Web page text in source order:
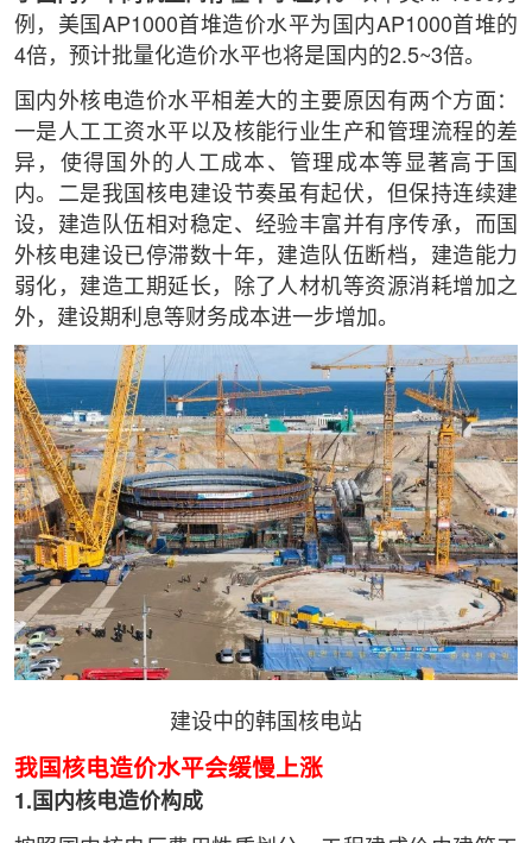
例，美国AP1000首堆造价水平为国内AP1000首堆的
4倍，预计批量化造价水平也将是国内的2.5~3倍。
国内外核电造价水平相差大的主要原因有两个方面：
一是人工工资水平以及核能行业生产和管理流程的差
异，使得国外的人工成本、管理成本等显著高于国
内。二是我国核电建设节奏虽有起伏，但保持连续建
设，建造队伍相对稳定、经验丰富并有序传承，而国
外核电建设已停滞数十年，建造队伍断档，建造能力
弱化，建造工期延长，除了人材机等资源消耗增加之
外，建设期利息等财务成本进一步增加。
建设中的韩国核电站
我国核电造价水平会缓慢上涨
1.国内核电造价构成